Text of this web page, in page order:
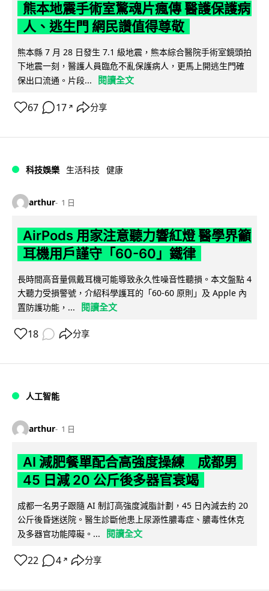
熊本地震手術室驚魂片瘋傳 醫護保護病
人、逃生門 網民讚值得尊敬
熊本縣 7 月 28 日發生 7.1 級地震，熊本綜合醫院手術室鏡頭拍
下地震一刻，醫護人員臨危不亂保護病人，更馬上開逃生門確
保出口流通。片段...
閱讀全文
67 17 ↗ 分享
科技娛樂 生活科技 健康
arthur 1 日
AirPods 用家注意聽力響紅燈 醫學界籲
耳機用戶謹守「60-60」鐵律
長時間高音量佩戴耳機可能導致永久性噪音性聽損。本文盤點 4
大聽力受損警號，介紹科學護耳的「60-60 原則」及 Apple 內
置防護功能，...
閱讀全文
18 分享
人工智能
arthur 1 日
AI 減肥餐單配合高強度操練 成都男
45 日減 20 公斤後多器官衰竭
成都一名男子跟隨 AI 制訂高強度減脂計劃，45 日內減去約 20
公斤後昏迷送院。醫生診斷他患上尿源性膿毒症、膿毒性休克
及多器官功能障礙。...
閱讀全文
22 4 ↗ 分享